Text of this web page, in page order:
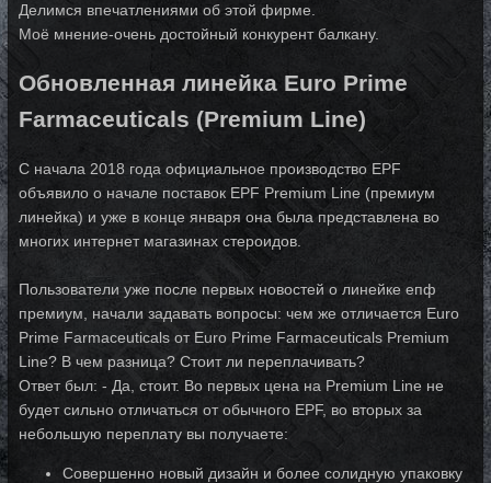
Делимся впечатлениями об этой фирме.
Моё мнение-очень достойный конкурент балкану.
Обновленная линейка Euro Prime
Farmaceuticals (Premium Line)
С начала 2018 года официальное производство EPF
объявило о начале поставок EPF Premium Line (премиум
линейка) и уже в конце января она была представлена во
многих интернет магазинах стероидов.
Пользователи уже после первых новостей о линейке епф
премиум, начали задавать вопросы: чем же отличается Euro
Prime Farmaceuticals от Euro Prime Farmaceuticals Premium
Line? В чем разница? Стоит ли переплачивать?
Ответ был: - Да, стоит. Во первых цена на Premium Line не
будет сильно отличаться от обычного EPF, во вторых за
небольшую переплату вы получаете:
Совершенно новый дизайн и более солидную упаковку